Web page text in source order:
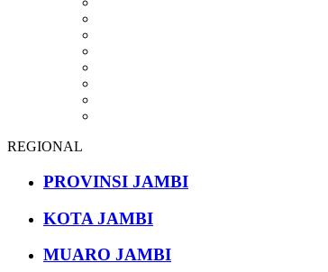
REGIONAL
PROVINSI JAMBI
KOTA JAMBI
MUARO JAMBI